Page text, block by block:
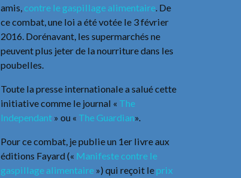
amis, contre le gaspillage alimentaire. De
ce combat, une loi a été votée le 3 février
2016. Dorénavant, les supermarchés ne
peuvent plus jeter de la nourriture dans les
poubelles.
Toute la presse internationale a salué cette
initiative comme le journal « The
Independant » ou « The Guardian».
Pour ce combat, je publie un 1er livre aux
éditions Fayard (« Manifeste contre le
gaspillage alimentaire ») qui reçoit le prix